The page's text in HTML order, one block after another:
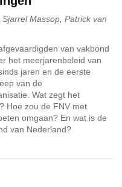
Sjarrel Massop, Patrick van
van vakbond
het meerjarenbeleid van
jaren en de eerste
van de
Wat zegt het
Hoe zou de FNV met
omgaan? En wat is de
van Nederland?